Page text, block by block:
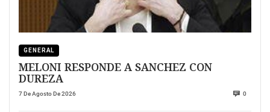
GENERAL
MELONI RESPONDE A SANCHEZ CON
DUREZA
7 De Agosto De 2026 0